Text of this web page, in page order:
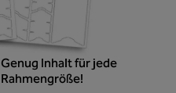
Genug Inhalt für jede
Rahmengröße!